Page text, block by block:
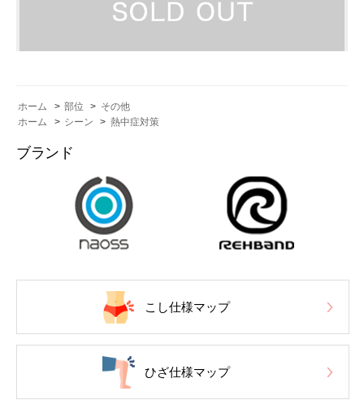
ホーム > 部位 > その他
ホーム
> シーン > 熱中症対策
ブランド
こし仕様マップ
ひざ仕様マップ